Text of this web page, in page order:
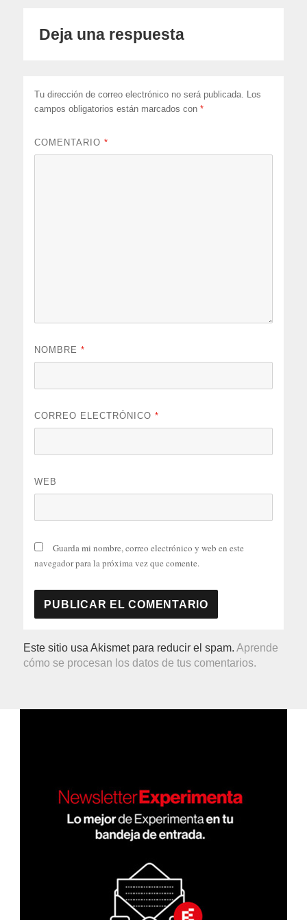
Deja una respuesta
Tu dirección de correo electrónico no será publicada. Los
campos obligatorios están marcados con*
COMENTARIO*
NOMBRE*
CORREO ELECTRÓNICO*
WEB
Guarda mi nombre, correo electrónico y web en este
navegador para la próxima vez que comente.
Este sitio usa Akismet para reducir el spam.Aprende
cómo se procesan los datos de tus comentarios.